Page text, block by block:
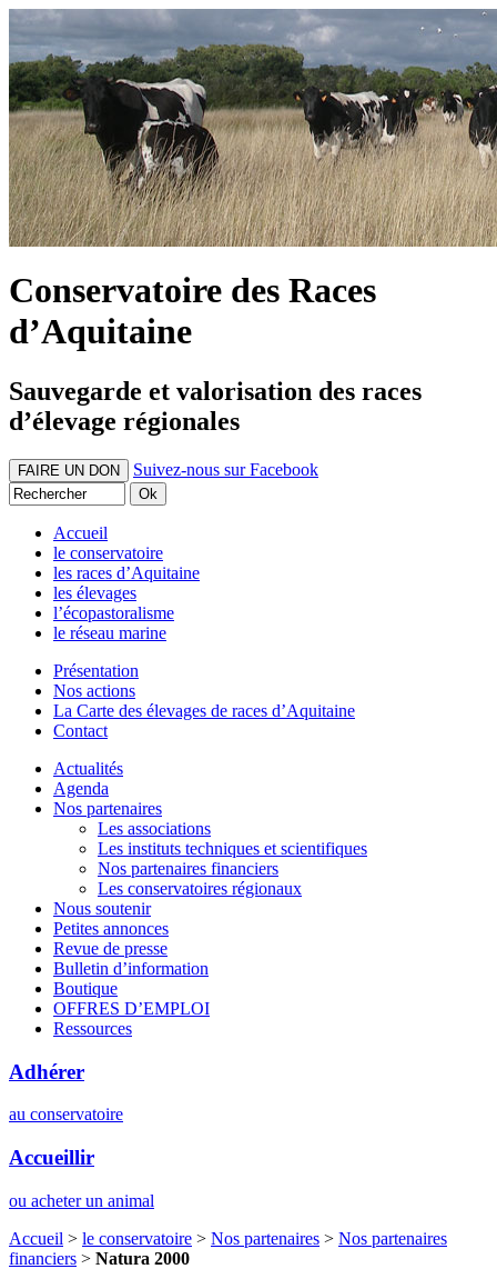
Conservatoire des Races
d’Aquitaine
Sauvegarde et valorisation des races
d’élevage régionales
FAIRE UN DON Suivez-nous sur Facebook
Accueil
le conservatoire
les races d’Aquitaine
les élevages
l’écopastoralisme
le réseau marine
Présentation
Nos actions
La Carte des élevages de races d’Aquitaine
Contact
Actualités
Agenda
Nos partenaires
Les associations
Les instituts techniques et scientifiques
Nos partenaires financiers
Les conservatoires régionaux
Nous soutenir
Petites annonces
Revue de presse
Bulletin d’information
Boutique
OFFRES D’EMPLOI
Ressources
Adhérer
au conservatoire
Accueillir
ou acheter un animal
Accueil > le conservatoire > Nos partenaires > Nos partenaires
financiers > Natura 2000